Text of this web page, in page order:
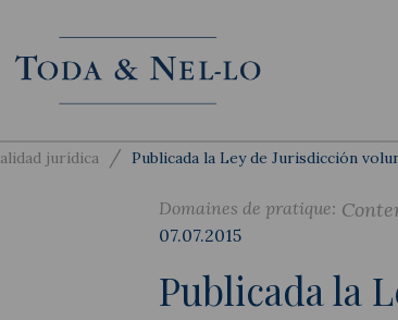
jurídica / Publicada la Ley de Jurisdicción
Domaines de pratique:
07.07.2015
Publicada la